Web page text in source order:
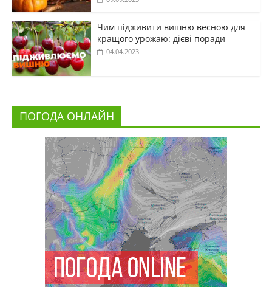
Чим підживити вишню весною для
кращого урожаю: дієві поради
04.04.2023
ПОГОДА ОНЛАЙН